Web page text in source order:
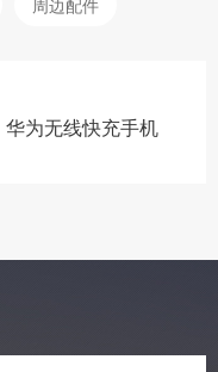
周边配件
华为无线快充手机